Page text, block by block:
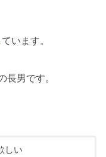
います。
長男です。
しい